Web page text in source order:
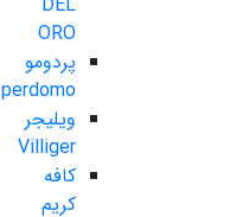
ORO
پردومو
perdomo
ویلیجر
Villiger
کافه
کریم